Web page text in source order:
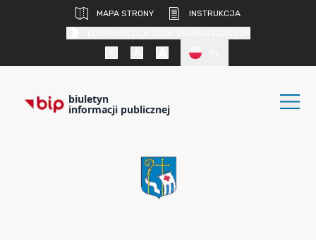
MAPA STRONY
INSTRUKCJA
biuletyn
informacji publicznej